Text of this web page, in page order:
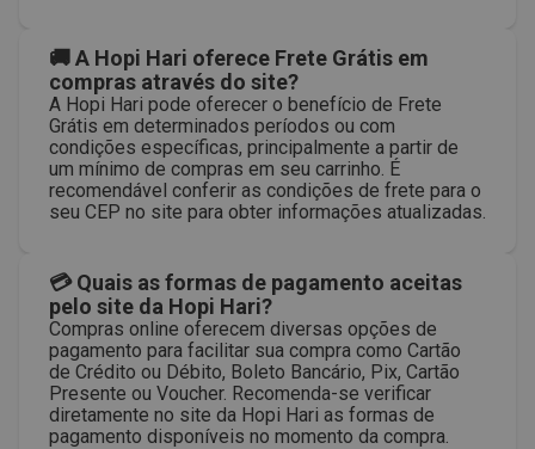
🚚 A Hopi Hari oferece Frete Grátis em
compras através do site?
A Hopi Hari pode oferecer o benefício de Frete
Grátis em determinados períodos ou com
condições específicas, principalmente a partir de
um mínimo de compras em seu carrinho. É
recomendável conferir as condições de frete para o
seu CEP no site para obter informações atualizadas.
💳 Quais as formas de pagamento aceitas
pelo site da Hopi Hari?
Compras online oferecem diversas opções de
pagamento para facilitar sua compra como Cartão
de Crédito ou Débito, Boleto Bancário, Pix, Cartão
Presente ou Voucher. Recomenda-se verificar
diretamente no site da Hopi Hari as formas de
pagamento disponíveis no momento da compra.